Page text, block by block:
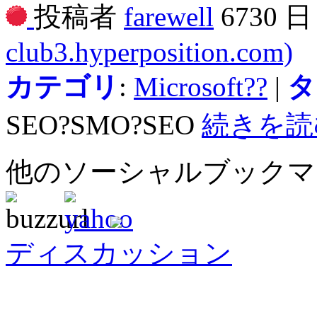
投稿者 farewell 6730
club3.hyperposition.com)
カテゴリ : Microsoft?? |
SEO?SMO?SEO 続きを
他のソーシャルブック
ディスカッション